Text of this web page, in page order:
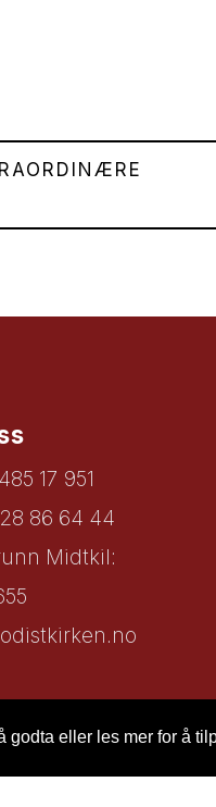
godta eller les mer for å
17 951
86 64 44
Midtkil: